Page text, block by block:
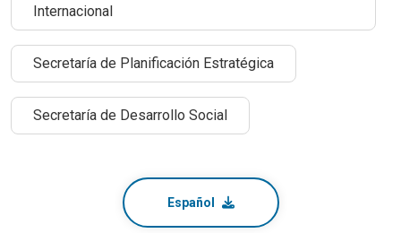
Internacional
Secretaría de Planificación Estratégica
Secretaría de Desarrollo Social
Español